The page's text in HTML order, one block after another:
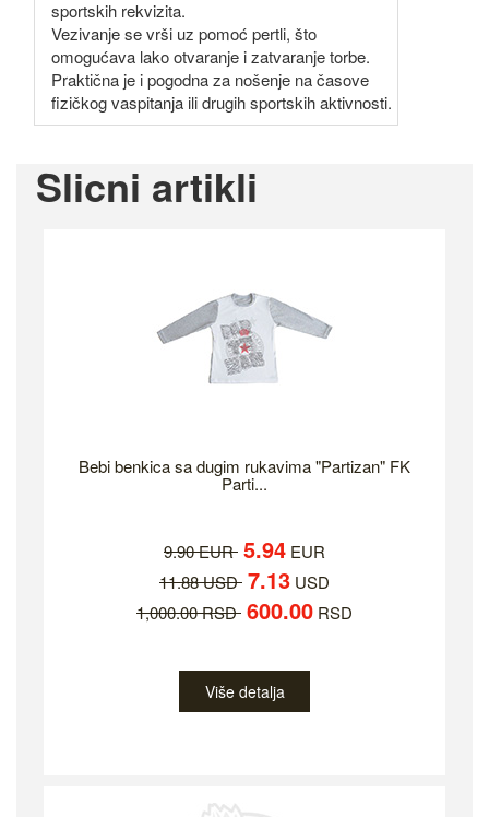
sportskih rekvizita.
Vezivanje se vrši uz pomoć pertli, što
omogućava lako otvaranje i zatvaranje torbe.
Praktična je i pogodna za nošenje na časove
fizičkog vaspitanja ili drugih sportskih aktivnosti.
Slicni artikli
Bebi benkica sa dugim rukavima "Partizan" FK
Parti...
9.90 EUR 5.94 EUR
11.88 USD 7.13 USD
1,000.00 RSD 600.00 RSD
Više detalja